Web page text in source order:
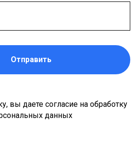
Отправить
вы даете согласие на обработку
данных